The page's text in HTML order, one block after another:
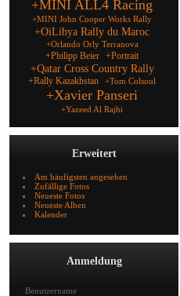
+MINI ALL4 Racing
+MINI John Cooper Works Rally
+OiLibya Rally du Maroc
+Orlando Orly Terranova
+Philipp Beier +Portrait
+Qatar Cross Country Rally
+Rally Kazakhstan +Tom Colsoul
+Xavier Panseri
+Yazeed Al Rajhi
Erweitert
Am häufigsten angesehen
Zufällige Fotos
Neueste Fotos
Neueste Alben
Kalender
Anmeldung
Benutzername